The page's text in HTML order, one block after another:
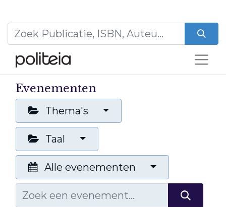
Evenementen
Thema's
Taal
Alle evenementen